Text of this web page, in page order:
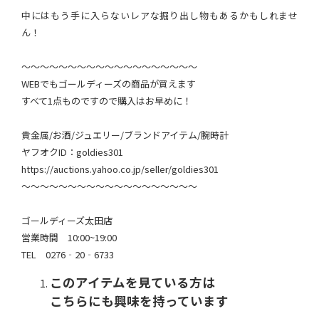
中にはもう手に入らないレアな掘り出し物もあるかもしれませ
ん！
～～～～～～～～～～～～～～～～～～～
WEBでもゴールディーズの商品が買えます
すべて1点ものですので購入はお早めに！
貴金属/お酒/ジュエリー/ブランドアイテム/腕時計
ヤフオクID：goldies301
https://auctions.yahoo.co.jp/seller/goldies301
～～～～～～～～～～～～～～～～～～～
ゴールディーズ太田店
営業時間 10:00~19:00
TEL 0276‐20‐6733
このアイテムを見ている方は
こちらにも興味を持っています